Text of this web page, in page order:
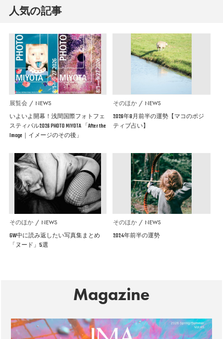
人気の記事
展覧会 NEWS
いよいよ開幕！浅間国際フォトフェ
スティバル2026 PHOTO MIYOTA 「After the
Image｜イメージのその後」
そのほか NEWS
2026年8月前半の運勢【マコのポジ
ティブ占い】
そのほか NEWS
GW中に読み返したい写真集まとめ
「ヌード」5選
そのほか NEWS
2024年前半の運勢
Magazine